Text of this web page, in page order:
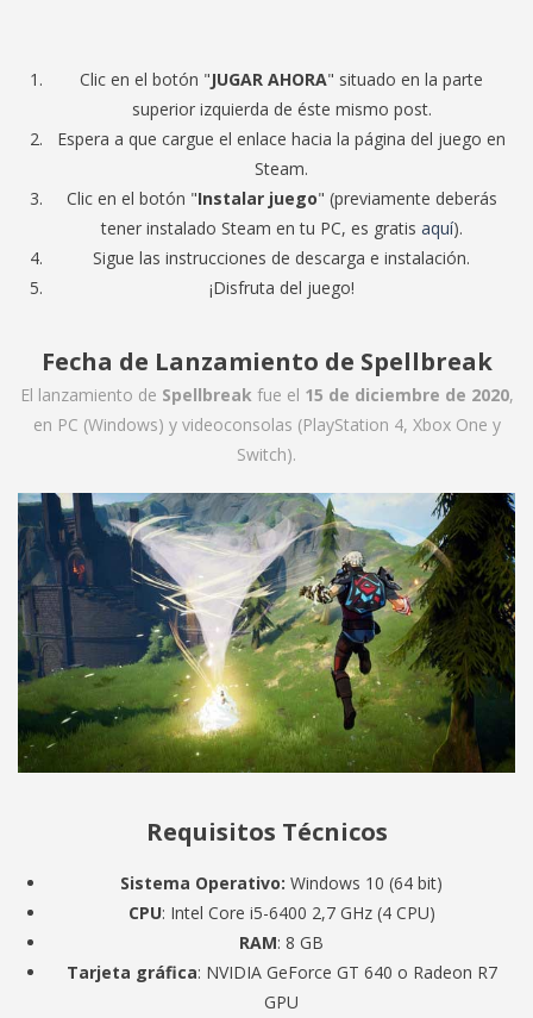
Clic en el botón "JUGAR AHORA" situado en la parte
superior izquierda de éste mismo post.
Espera a que cargue el enlace hacia la página del juego en
Steam.
Clic en el botón "Instalar juego" (previamente deberás
tener instalado Steam en tu PC, es gratis aquí).
Sigue las instrucciones de descarga e instalación.
¡Disfruta del juego!
Fecha de Lanzamiento de Spellbreak
El lanzamiento de Spellbreak fue el 15 de diciembre de 2020,
en PC (Windows) y videoconsolas (PlayStation 4, Xbox One y
Switch).
Requisitos Técnicos
Sistema Operativo: Windows 10 (64 bit)
CPU: Intel Core i5-6400 2,7 GHz (4 CPU)
RAM: 8 GB
Tarjeta gráfica: NVIDIA GeForce GT 640 o Radeon R7
GPU